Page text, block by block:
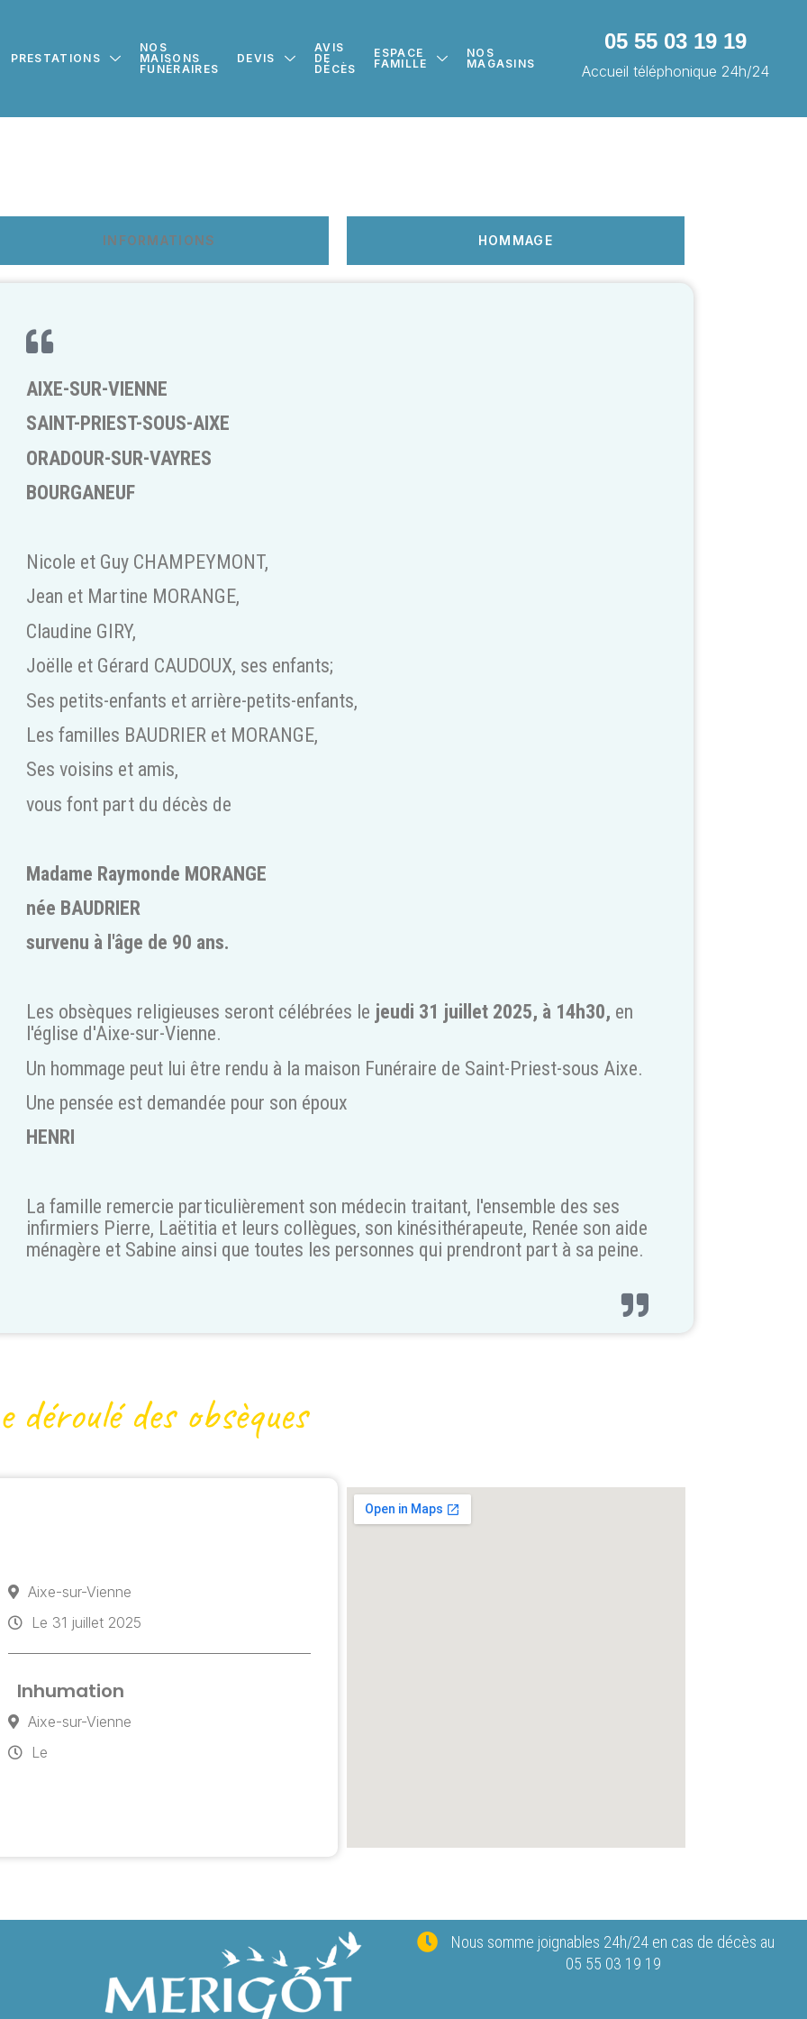
PRESTATIONS
NOS
MAISONS
FUNÉRAIRES
DEVIS
AVIS
DE
DÉCÈS
ESPACE
FAMILLE
NOS
MAGASINS
05 55 03 19 19
Accueil téléphonique 24h/24
INFORMATIONS HOMMAGE
AIXE-SUR-VIENNE
SAINT-PRIEST-SOUS-AIXE
ORADOUR-SUR-VAYRES
BOURGANEUF
Nicole et Guy CHAMPEYMONT,
Jean et Martine MORANGE,
Claudine GIRY,
Joëlle et Gérard CAUDOUX, ses enfants;
Ses petits-enfants et arrière-petits-enfants,
Les familles BAUDRIER et MORANGE,
Ses voisins et amis,
vous font part du décès de
Madame Raymonde MORANGE
née BAUDRIER
survenu à l'âge de 90 ans.
Les obsèques religieuses seront célébrées le jeudi 31 juillet 2025, à 14h30, en
l'église d'Aixe-sur-Vienne.
Un hommage peut lui être rendu à la maison Funéraire de Saint-Priest-sous Aixe.
Une pensée est demandée pour son époux
HENRI
La famille remercie particulièrement son médecin traitant, l'ensemble des ses
infirmiers Pierre, Laëtitia et leurs collègues, son kinésithérapeute, Renée son aide
ménagère et Sabine ainsi que toutes les personnes qui prendront part à sa peine.
déroulé des obsèques
Aixe-sur-Vienne
Le 31 juillet 2025
Inhumation
Aixe-sur-Vienne
Le
Nous somme joignables 24h/24 en cas de décès au
05 55 03 19 19